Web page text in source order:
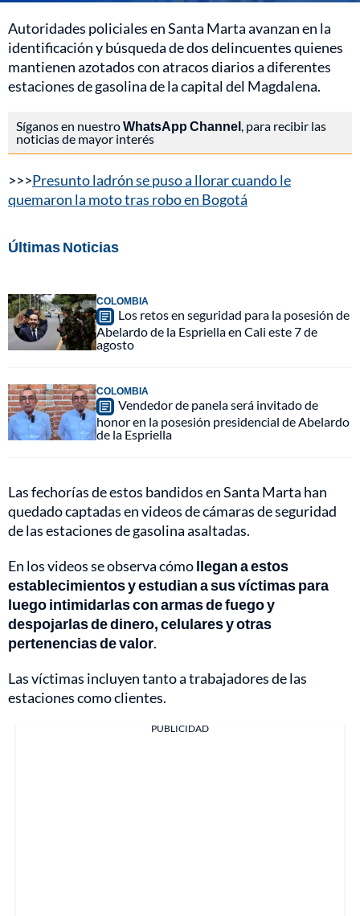
Autoridades policiales en Santa Marta avanzan en la
identificación y búsqueda de dos delincuentes quienes
mantienen azotados con atracos diarios a diferentes
estaciones de gasolina de la capital del Magdalena.
Síganos en nuestroWhatsApp Channel , para recibir las
noticias de mayor interés
>>>Presunto ladrón se puso a llorar cuando le
quemaron la moto tras robo en Bogotá
Últimas Noticias
COLOMBIA
Los retos en seguridad para la posesión de
Abelardo de la Espriella en Cali este 7 de
agosto
COLOMBIA
Vendedor de panela será invitado de
honor en la posesión presidencial de Abelardo
de la Espriella
Las fechorías de estos bandidos en Santa Marta han
quedado captadas en videos de cámaras de seguridad
de las estaciones de gasolina asaltadas.
En los videos se observa cómollegan a estos
establecimientos y estudian a sus víctimas para
luego intimidarlas con armas de fuego y
despojarlas de dinero, celulares y otras
pertenencias de valor.
Las víctimas incluyen tanto a trabajadores de las
estaciones como clientes.
PUBLICIDAD